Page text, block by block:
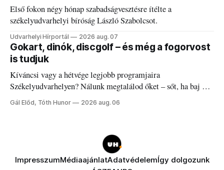
Első fokon négy hónap szabadságvesztésre ítélte a
székelyudvarhelyi bíróság László Szabolcsot.
Udvarhelyi Hírportál 2026 aug. 07
Gokart, dinók, discgolf – és még a fogorvost
is tudjuk
Kíváncsi vagy a hétvége legjobb programjaira
Székelyudvarhelyen? Nálunk megtalálod őket – sőt, ha baj van
a fogaddal, a fogorvosi ügyeletet is!
Gál Előd, Tóth Hunor 2026 aug. 06
ImpresszumMédiaajánlatAdatvédelemÍgy dolgozunk